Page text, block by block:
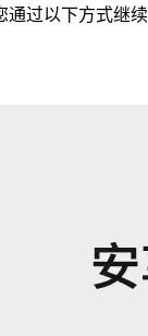
通过以下方式继续